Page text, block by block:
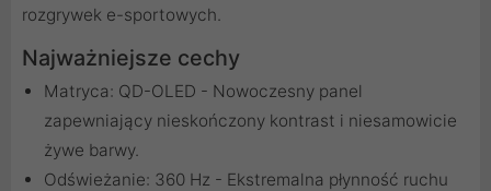
rozgrywek e-sportowych.
Najważniejsze cechy
Matryca: QD-OLED - Nowoczesny panel
zapewniający nieskończony kontrast i niesamowicie
żywe barwy.
Odświeżanie: 360 Hz - Ekstremalna płynność ruchu